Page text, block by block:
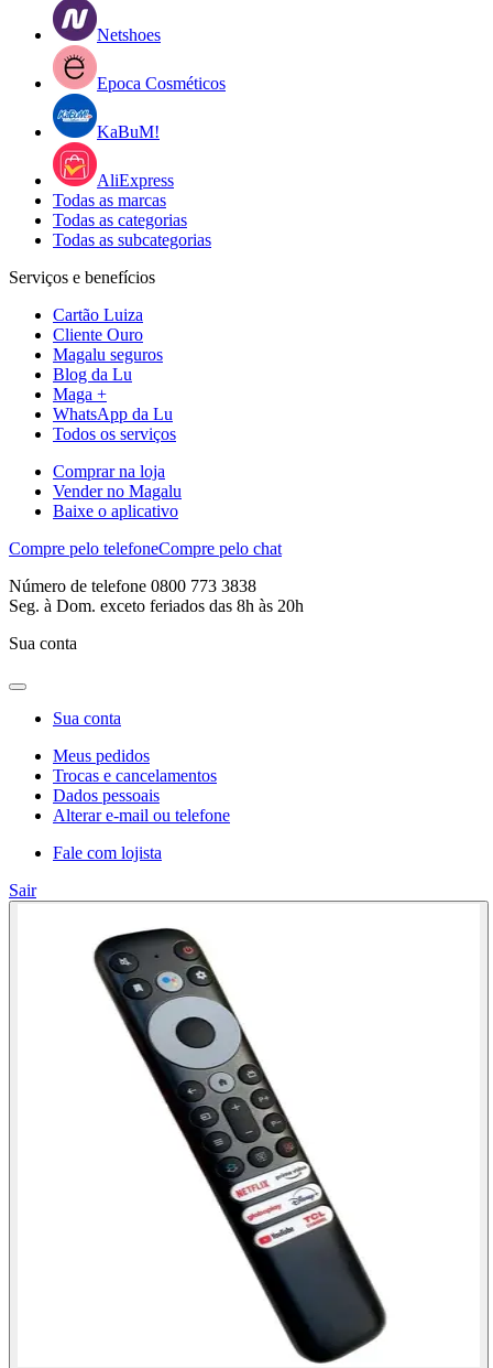
Netshoes
Epoca Cosméticos
KaBuM!
AliExpress
Todas as marcas
Todas as categorias
Todas as subcategorias
Serviços e benefícios
Cartão Luiza
Cliente Ouro
Magalu seguros
Blog da Lu
Maga +
WhatsApp da Lu
Todos os serviços
Comprar na loja
Vender no Magalu
Baixe o aplicativo
Compre pelo telefoneCompre pelo chat
Número de telefone 0800 773 3838
Seg. à Dom. exceto feriados das 8h às 20h
Sua conta
Sua conta
Meus pedidos
Trocas e cancelamentos
Dados pessoais
Alterar e-mail ou telefone
Fale com lojista
Sair